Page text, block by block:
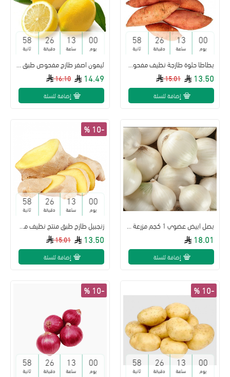
00
يوم
13
ساعة
26
دقيقة
57
ثانية
15.01 13.50
إضافة للسلة
00
يوم
13
ساعة
26
دقيقة
57
ثانية
16.10 14.49
إضافة للسلة
18.01
إضافة للسلة
-10 %
00
يوم
13
ساعة
26
دقيقة
57
ثانية
15.01 13.50
إضافة للسلة
-10 %
00
يوم
13
ساعة
26
دقيقة
57
ثانية
-10 %
00
يوم
13
ساعة
26
دقيقة
57
ثانية